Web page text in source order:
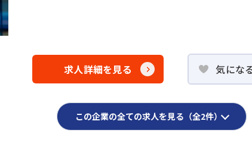
求人詳細を見る 気にな
この企業の全ての求人を見る（全2件）